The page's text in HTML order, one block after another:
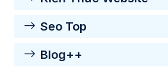
Seo Top
Blog++